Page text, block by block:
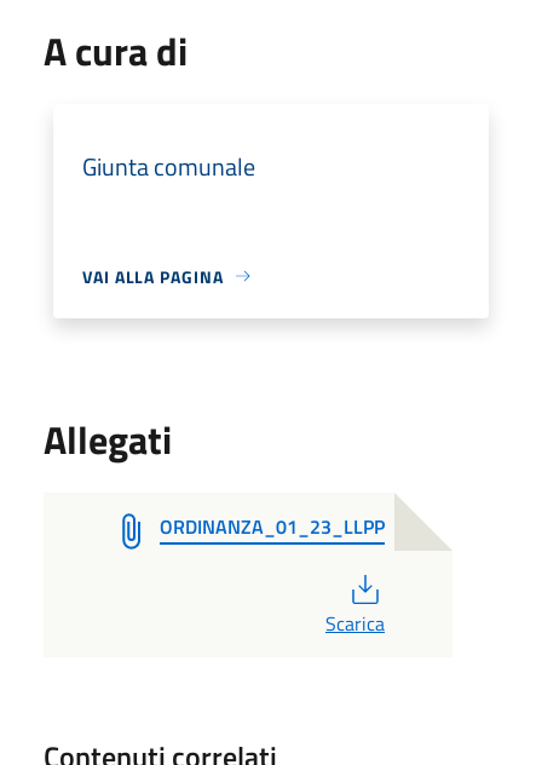
A cura di
Giunta comunale
VAI ALLA PAGINA
Allegati
ORDINANZA_01_23_LLPP
Scarica
Contenuti correlati